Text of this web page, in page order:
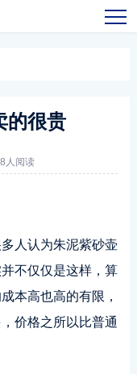
的很贵
人阅读
人认为朱泥紫砂壶
不仅仅是这样，算
本高也高的有限，
价格之所以比普通